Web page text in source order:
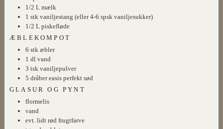
1/2 L mælk
1 stk vaniljestang (eller 4-6 spsk vaniljesukker)
1/2 L piskefløde
ÆBLEKOMPOT
6 stk æbler
1 dl vand
3 tsk vaniljepulver
5 dråber easis perfekt sød
GLASUR OG PYNT
flormelis
vand
evt. lidt rød frugtfarve